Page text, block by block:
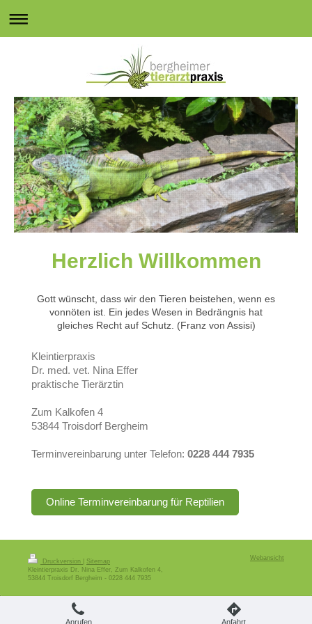
Herzlich Willkommen
Gott wünscht, dass wir den Tieren beistehen, wenn es
vonnöten ist. Ein jedes Wesen in Bedrängnis hat
gleiches Recht auf Schutz. (Franz von Assisi)
Kleintierpraxis
Dr. med. vet. Nina Effer
praktische Tierärztin
Zum Kalkofen 4
53844 Troisdorf Bergheim
Terminvereinbarung unter Telefon: 0228 444 7935
Online Terminvereinbarung für Reptilien
Druckversion
Sitemap
Kleintierpraxis Dr. Nina Effer, Zum Kalkofen 4,
53844 Troisdorf Bergheim - 0228 444 7935
Webansicht
Anrufen Anfahrt